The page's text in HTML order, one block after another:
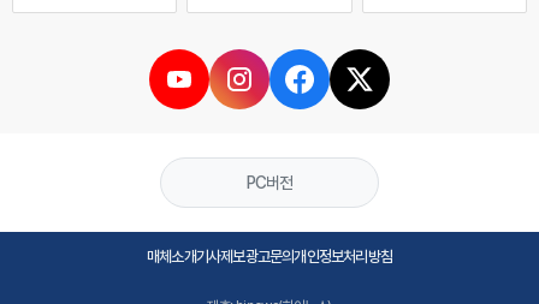
PC버전
매체소개기사제보광고문의개인정보처리방침